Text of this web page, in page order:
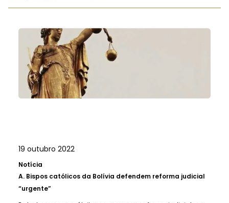
19 outubro 2022
Notícia
A. Bispos católicos da Bolívia defendem reforma judicial
“urgente”